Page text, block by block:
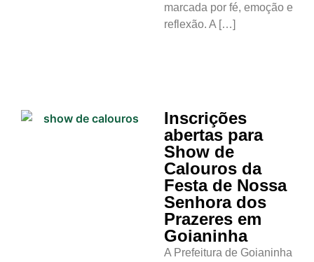
marcada por fé, emoção e
reflexão. A […]
Inscrições
abertas para
Show de
Calouros da
Festa de Nossa
Senhora dos
Prazeres em
Goianinha
A Prefeitura de Goianinha